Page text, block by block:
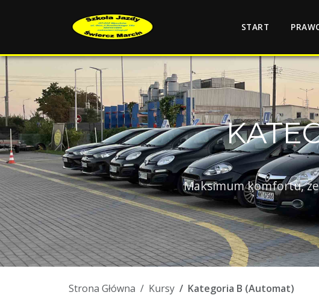
START
Maksimum komfortu,
Strona Główna Kursy Kategoria B (Automat)